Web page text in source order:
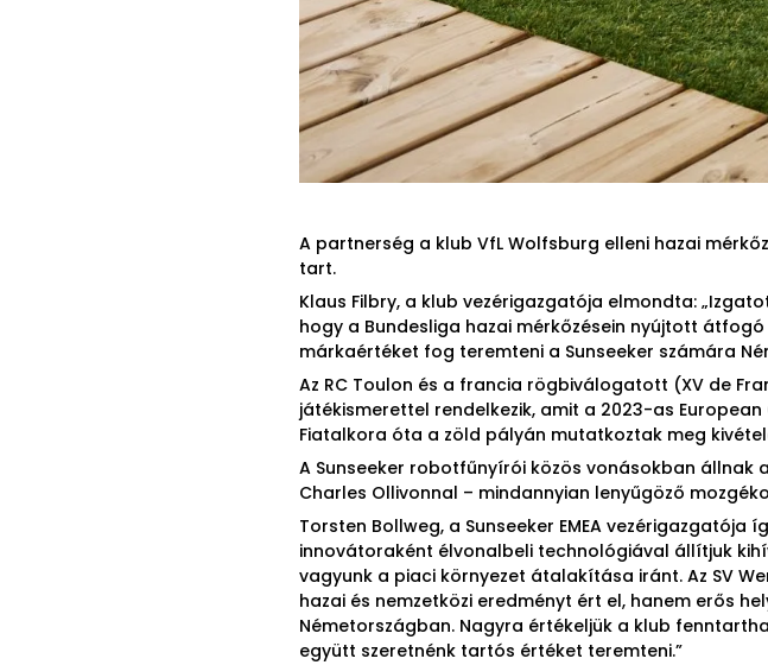
A partnerség a klub VfL Wolfsburg elleni hazai
tart.
Klaus Filbry, a klub vezérigazgatója elmondta:
hogy a Bundesliga hazai mérkőzésein nyújtott
márkaértéket fog teremteni a Sunseeker számára
Az RC Toulon és a francia rögbiválogatott (XV de
játékismerettel rendelkezik, amit a 2023-as
Fiatalkora óta a zöld pályán mutatkoztak meg
A Sunseeker robotfűnyírói közös vonásokban állnak
Charles Ollivonnal – mindannyian lenyűgöző
Torsten Bollweg, a Sunseeker EMEA
innovátoraként élvonalbeli technológiával állítjuk
vagyunk a piaci környezet átalakítása iránt. Az SV
hazai és nemzetközi eredményt ért el, hanem erős
Németországban. Nagyra értékeljük a klub
együtt szeretnénk tartós értéket teremteni.”